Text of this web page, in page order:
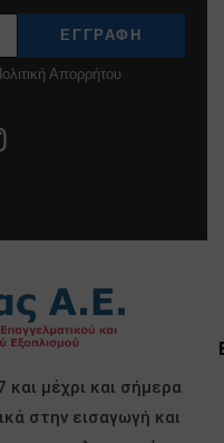
Απορρήτου
μέχρι και σήμερα
στην εισαγωγή και